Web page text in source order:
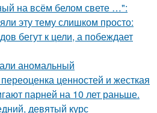
на всём белом свете …":
эту тему слишком просто:
бегут к цели, а побеждает
аномальный
ценностей и жесткая
парней на 10 лет раньше.
девятый курс